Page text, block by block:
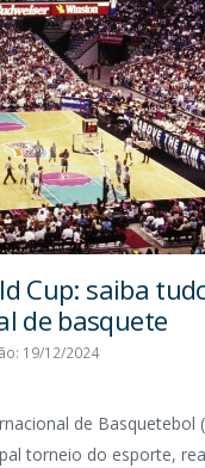
Cup: saiba
de basquete
19/12/2024
de Basquetebol
torneio do esporte,